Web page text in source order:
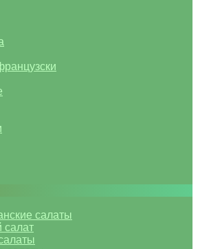
салаты
салат